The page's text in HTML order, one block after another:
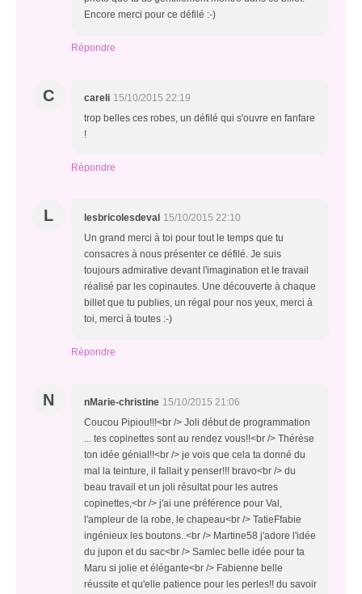
Encore merci pour ce défilé :-)
Répondre
C careli 15/10/2015 22:19
trop belles ces robes, un défilé qui s'ouvre en fanfare
!
Répondre
L lesbricolesdeval 15/10/2015 22:10
Un grand merci à toi pour tout le temps que tu
consacres à nous présenter ce défilé. Je suis
toujours admirative devant l'imagination et le travail
réalisé par les copinautes. Une découverte à chaque
billet que tu publies, un régal pour nos yeux, merci à
toi, merci à toutes :-)
Répondre
N nMarie-christine 15/10/2015 21:06
Coucou Pipiou!!!<br /> Joli début de programmation
... tes copinettes sont au rendez vous!!<br /> Thérèse
ton idée génial!!<br /> je vois que cela ta donné du
mal la teinture, il fallait y penser!!! bravo<br /> du
beau travail et un joli résultat pour les autres
copinettes,<br /> j'ai une préférence pour Val,
l'ampleur de la robe, le chapeau<br /> TatieFfabie
ingénieux les boutons..<br /> Martine58 j'adore l'idée
du jupon et du sac<br /> Samlec belle idée pour ta
Maru si jolie et élégante<br /> Fabienne belle
réussite et qu'elle patience pour les perles!! du savoir